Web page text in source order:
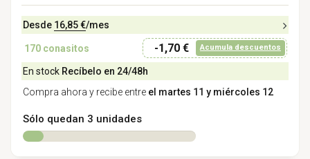
Desde 16,85 €/mes
170 conasitos -1,70 € Acumula descuentos
En stock Recíbelo en 24/48h
Compra ahora y recibe entre el martes 11 y miércoles 12
Sólo quedan 3 unidades